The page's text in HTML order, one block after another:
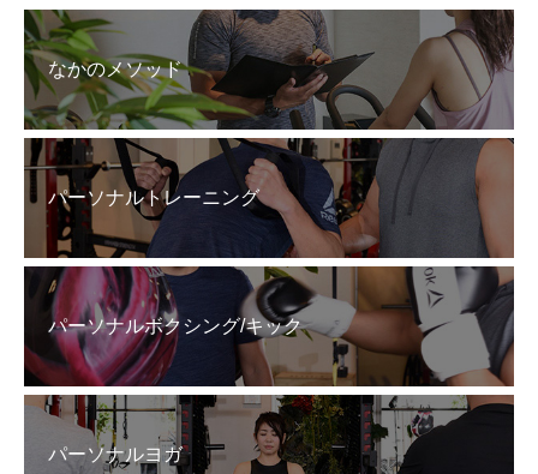
なかのメソッド
パーソナルトレーニング
パーソナルボクシング/キック
パーソナルヨガ